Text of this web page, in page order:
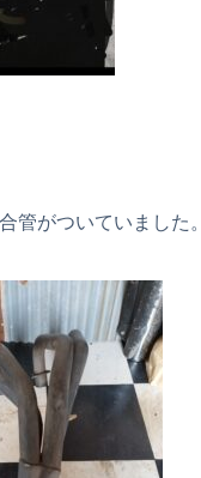
管がついていました。